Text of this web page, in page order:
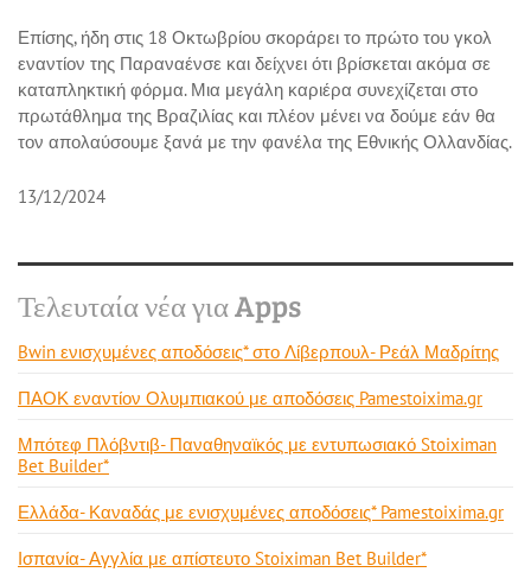
Επίσης, ήδη στις 18 Οκτωβρίου σκοράρει το πρώτο του γκολ
εναντίον της Παραναένσε και δείχνει ότι βρίσκεται ακόμα σε
καταπληκτική φόρμα. Μια μεγάλη καριέρα συνεχίζεται στο
πρωτάθλημα της Βραζιλίας και πλέον μένει να δούμε εάν θα
τον απολαύσουμε ξανά με την φανέλα της Εθνικής Ολλανδίας.
13/12/2024
Τελευταία νέα για Apps
Bwin ενισχυμένες αποδόσεις* στο Λίβερπουλ- Ρεάλ Μαδρίτης
ΠΑΟΚ εναντίον Ολυμπιακού με αποδόσεις Pamestoixima.gr
Μπότεφ Πλόβντιβ- Παναθηναϊκός με εντυπωσιακό Stoiximan
Bet Builder*
Ελλάδα- Καναδάς με ενισχυμένες αποδόσεις* Pamestoixima.gr
Ισπανία- Αγγλία με απίστευτο Stoiximan Bet Builder*